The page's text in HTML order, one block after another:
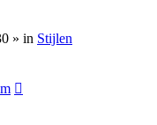
» in Stijlen